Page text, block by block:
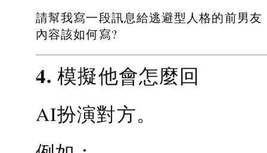
請幫我寫一段訊息給逃避型人格的前男友
內容該如何寫?
4. 模擬他會怎麼回
AI扮演對方。